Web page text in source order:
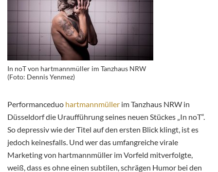
In noT von hartmannmüller im Tanzhaus NRW
(Foto: Dennis Yenmez)
Performanceduo hartmannmüller im Tanzhaus NRW in
Düsseldorf die Uraufführung seines neuen Stückes „In noT“.
So depressiv wie der Titel auf den ersten Blick klingt, ist es
jedoch keinesfalls. Und wer das umfangreiche virale
Marketing von hartmannmüller im Vorfeld mitverfolgte,
weiß, dass es ohne einen subtilen, schrägen Humor bei den